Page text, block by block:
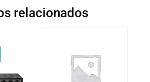
relacionados